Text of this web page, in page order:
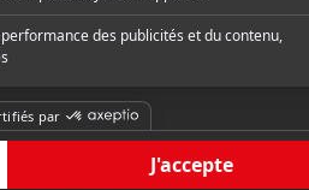
fera fondre les âmes
que Robert Pattinson est
Lire la critique complète